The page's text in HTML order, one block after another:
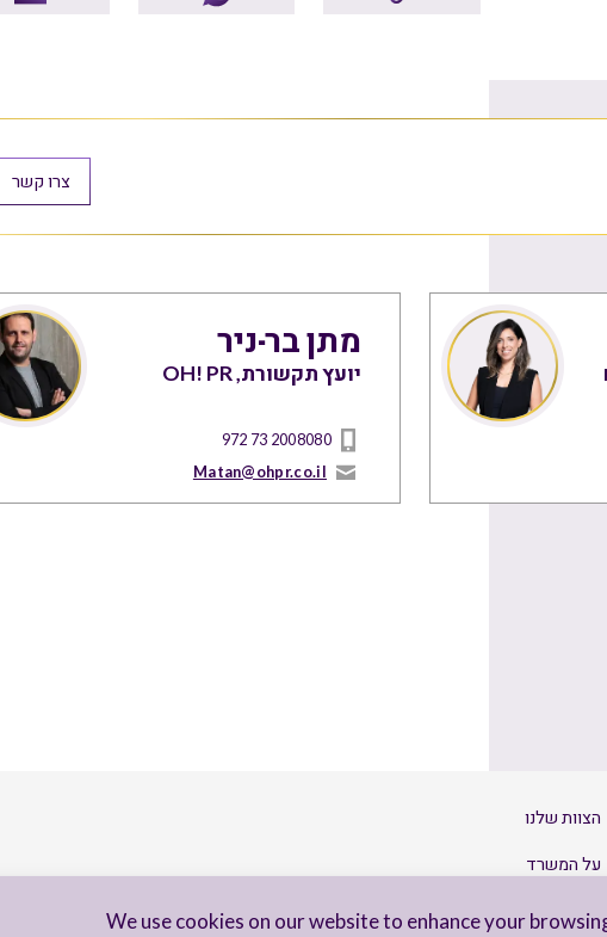
We use cookies on our website to enhance your
צרו קשר
מתן בר-ניר
יועץ תקשורת, OH! PR
972 73 2008080
Matan@ohpr.co.il
הצוות שלנו
על המשרד
צרו קשר